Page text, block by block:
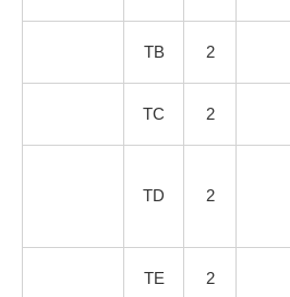
TB 2
TC 2
TD 2
TE 2